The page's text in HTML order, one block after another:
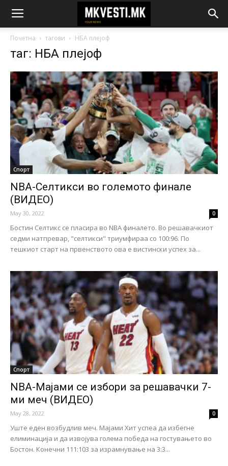
Почетна тагови НБА плејоф
таг: НБА плејоф
Спорт
NBA-Селтикси во големото финале
(ВИДЕО)
May 30, 2022 0
Бостин Селтикс се пласира во NBA финалето. Во решавачкиот
седми натпревар, "селтикси" триумфираа со 100:96. По
тешкиот старт на првенството ова е вистински успех за...
Спорт
NBA-Мајами се избори за решавачки 7-
ми меч (ВИДЕО)
May 28, 2022 0
Уште еден возбудлив меч. Мајами Хит успеа да избегне
елиминација и да извојува голема победа на гостувањето во
Бостон. Конечни 111:103 за израмнување на 3:3...